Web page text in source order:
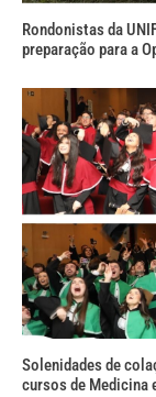
Rondonistas da
preparação para a
Solenidades de
cursos de Medicina